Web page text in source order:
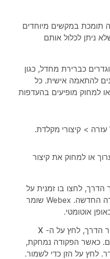
תומכת במקשים מיוחדים
ניתן לכלול אותם
כברירת מחדל, כגון
להתאמה אישית. כל
למחוק מופיעים בהעדפות
עזרה > קיצורי מקלדת.
או למחוק את קיצור
הדרך, לחצו בו זמנית על
המקשים של הפקודה החדשה. Webex שומר
אוטומטי.
הדרך, לחץ על ה- X
כאשר הפקודה נמחקת,
. לחץ על הזן כדי לשמור.